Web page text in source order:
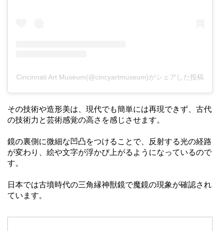
Cincinnati Art Museum(@cincyartmuseum)がシェアした投稿
その技術や造形美は、現代でも簡単には再現できず、古代
の技術力と芸術感覚の高さを感じさせます。
鏡の裏側に微細な凹凸をつけることで、反射する光の経路
が変わり、絵や文字が浮かび上がるようになっているので
す。
日本では古墳時代の三角縁神獣鏡で魔鏡の現象が確認され
ています。